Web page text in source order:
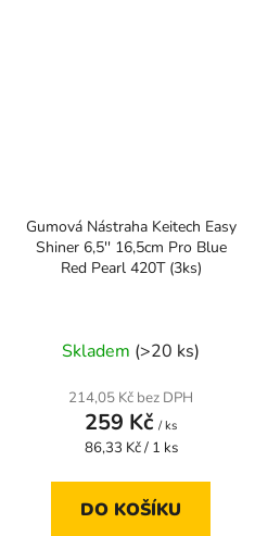
Gumová Nástraha Keitech Easy
Shiner 6,5'' 16,5cm Pro Blue
Red Pearl 420T (3ks)
Skladem (>20 ks)
214,05 Kč bez DPH
259 Kč / ks
Měrná
86,33 Kč / 1 ks
DO KOŠÍKU